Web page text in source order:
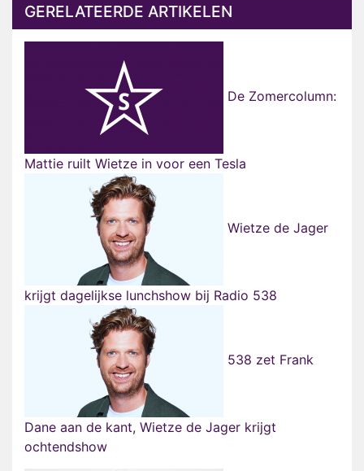
GERELATEERDE ARTIKELEN
De Zomercolumn:
Mattie ruilt Wietze in voor een Tesla
Wietze de Jager
krijgt dagelijkse lunchshow bij Radio 538
538 zet Frank
Dane aan de kant, Wietze de Jager krijgt
ochtendshow